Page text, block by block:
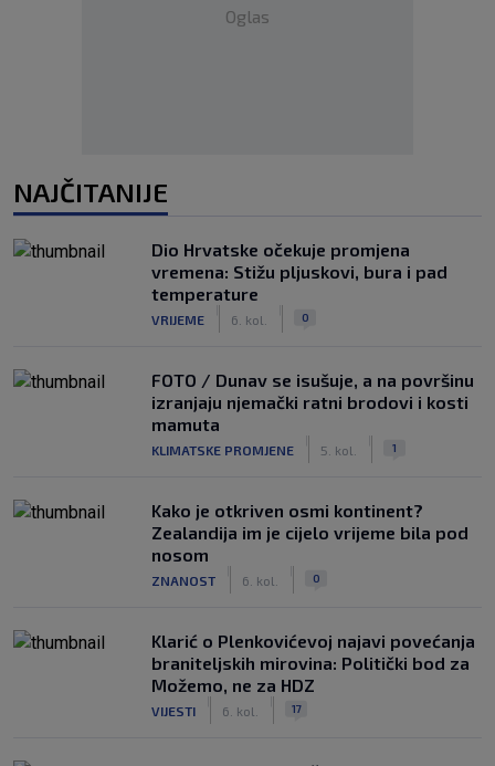
Oglas
NAJČITANIJE
Dio Hrvatske očekuje promjena
vremena: Stižu pljuskovi, bura i pad
temperature
VRIJEME 6. kol. 0
FOTO / Dunav se isušuje, a na površinu
izranjaju njemački ratni brodovi i kosti
mamuta
KLIMATSKE PROMJENE 5. kol. 1
Kako je otkriven osmi kontinent?
Zealandija im je cijelo vrijeme bila pod
nosom
ZNANOST 6. kol. 0
Klarić o Plenkovićevoj najavi povećanja
braniteljskih mirovina: Politički bod za
Možemo, ne za HDZ
VIJESTI 6. kol. 17